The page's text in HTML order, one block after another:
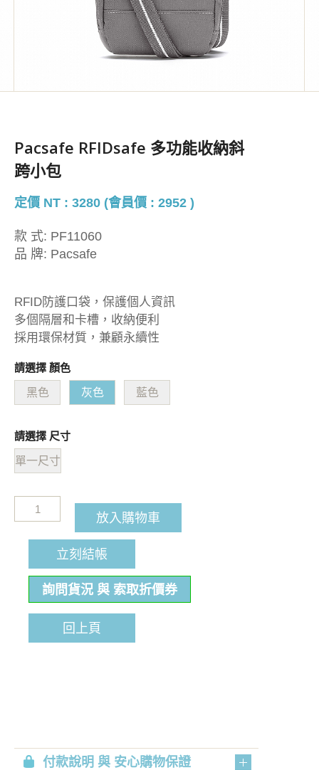
Pacsafe RFIDsafe 多功能收納斜
跨小包
定價 NT : 3280 (會員價 : 2952 )
款 式: PF11060
品 牌: Pacsafe
RFID防護口袋，保護個人資訊
多個隔層和卡槽，收納便利
採用環保材質，兼顧永續性
請選擇 顏色
黑色 灰色 藍色
請選擇 尺寸
單一尺寸
放入購物車
立刻結帳
詢問貨況 與 索取折價券
回上頁
付款說明 與 安心購物保證